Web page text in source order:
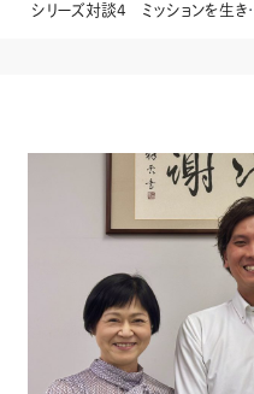
シリーズ対談4 ミッション